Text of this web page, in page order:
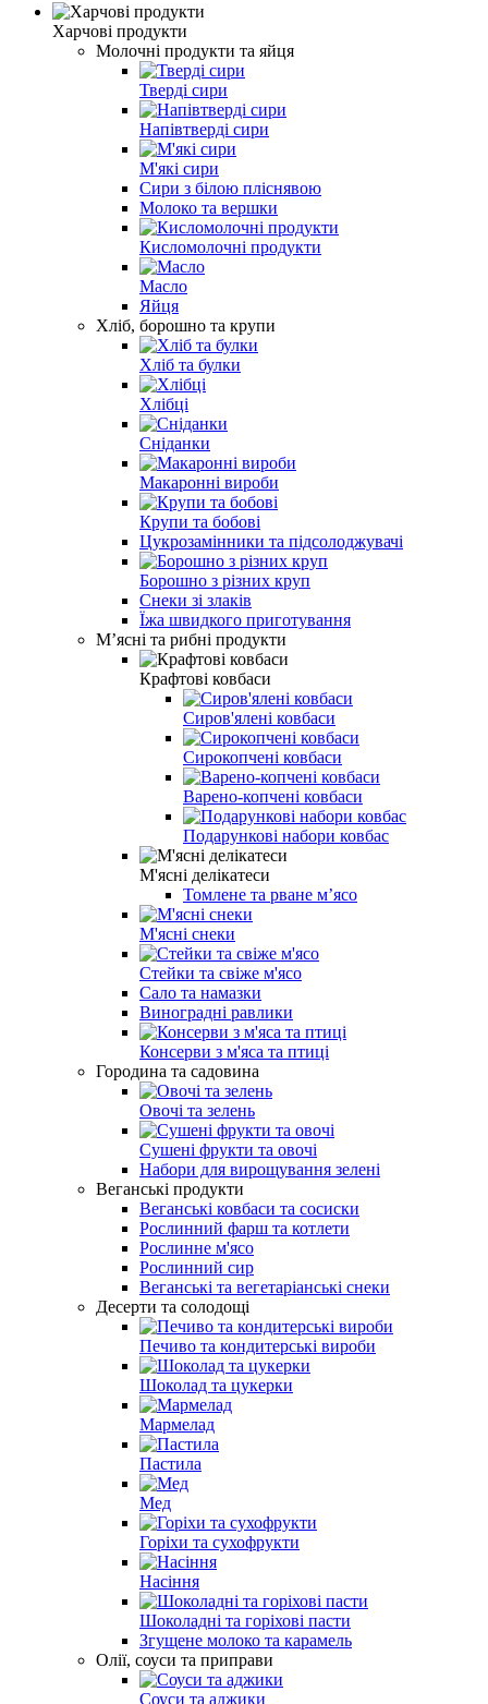
Харчові продукти
Молочні продукти та яйця
Тверді сири
Напівтверді сири
М'які сири
Сири з білою пліснявою
Молоко та вершки
Кисломолочні продукти
Масло
Яйця
Хліб, борошно та крупи
Хліб та булки
Хлібці
Сніданки
Макаронні вироби
Крупи та бобові
Цукрозамінники та підсолоджувачі
Борошно з різних круп
Снеки зі злаків
Їжа швидкого приготування
Мʼясні та рибні продукти
Крафтові ковбаси
Сиров'ялені ковбаси
Сирокопчені ковбаси
Варено-копчені ковбаси
Подарункові набори ковбас
М'ясні делікатеси
Томлене та рване м’ясо
М'ясні снеки
Стейки та свіже м'ясо
Сало та намазки
Виноградні равлики
Консерви з м'яса та птиці
Городина та садовина
Овочі та зелень
Сушені фрукти та овочі
Набори для вирощування зелені
Веганські продукти
Веганські ковбаси та сосиски
Рослинний фарш та котлети
Рослинне м'ясо
Рослинний сир
Веганські та вегетаріанські снеки
Десерти та солодощі
Печиво та кондитерські вироби
Шоколад та цукерки
Мармелад
Пастила
Мед
Горіхи та сухофрукти
Насіння
Шоколадні та горіхові пасти
Згущене молоко та карамель
Олії, соуси та приправи
Соуси та аджики